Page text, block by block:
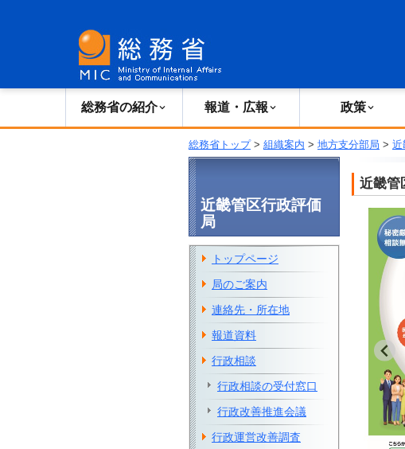
総務省の紹介 報道・広報 政策
総務省トップ> 組織案内 > 地方支分部局 > 近
近畿管
近畿管区行政評価
局
トップページ
局のご案内
連絡先・所在地
報道資料
行政相談
行政相談の受付窓口
行政改善推進会議
行政運営改善調査